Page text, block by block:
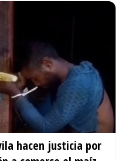
hacen justicia por